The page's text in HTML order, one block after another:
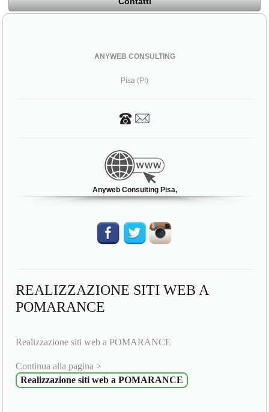
ANYWEB CONSULTING
Pisa (PI)
Anyweb Consulting Pisa,
REALIZZAZIONE SITI WEB A
POMARANCE
Realizzazione siti web a POMARANCE
Continua alla pagina >
Realizzazione siti web a POMARANCE